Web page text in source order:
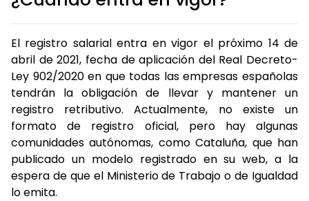
El registro salarial entra en vigor el próximo 14 de
abril de 2021, fecha de aplicación del Real Decreto-
Ley 902/2020 en que todas las empresas españolas
tendrán la obligación de llevar y mantener un
registro retributivo. Actualmente, no existe un
formato de registro oficial, pero hay algunas
comunidades autónomas, como Cataluña, que han
publicado un modelo registrado en su web, a la
espera de que el Ministerio de Trabajo o de Igualdad
lo emita.